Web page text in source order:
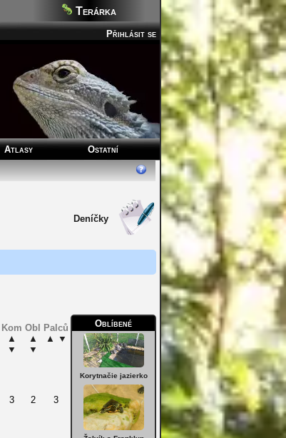
Terárka
Přihlásit se
Atlasy
Ostatní
Deníčky
Oblíbené
Korytnačie jazierko
Kom
▲
▼
Obl
▲
▼
Palců
▲ ▼
3 2 3